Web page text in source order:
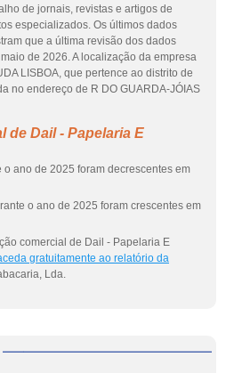
de jornais, revistas e artigos de
especializados. Os últimos dados
que a última revisão dos dados
de 2026. A localização da empresa
LISBOA, que pertence ao distrito de
no endereço de R DO GUARDA-JÓIAS
de Dail - Papelaria E
ano de 2025 foram decrescentes em
o ano de 2025 foram crescentes em
comercial de Dail - Papelaria E
gratuitamente ao relatório da
Lda.